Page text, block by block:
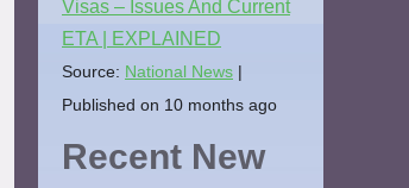
Visas – Issues And Current
ETA | EXPLAINED
Source: National News
Published on 10 months ago
Recent New